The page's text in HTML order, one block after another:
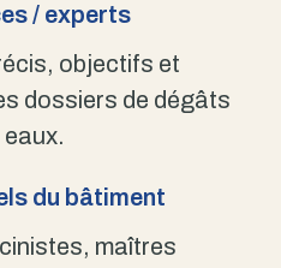
/ experts
objectifs et
dossiers de dégâts
eaux.
du bâtiment
maîtres